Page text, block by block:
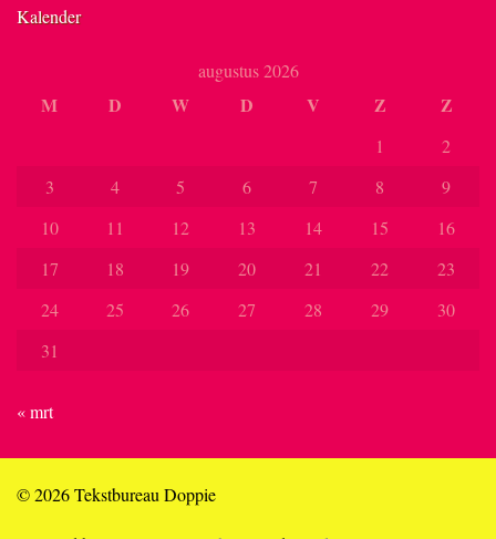
Kalender
augustus 2026
M D W D V Z Z
1
2
3
4 5 6 7 8
9
10
11 12 13 14 15
16
17
18 19 20 21 22
23
24
25 26 27 28 29
30
31
« mrt
© 2026 Tekstbureau Doppie